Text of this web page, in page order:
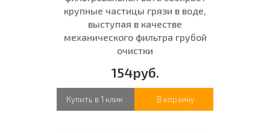
крупные частицы грязи в воде,
выступая в качестве
механического фильтра грубой
очистки
154руб.
Купить в 1 клик В корзину